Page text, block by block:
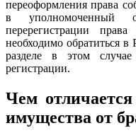
переоформления права
в уполномоченный
перерегистрации
необходимо обратиться
разделе в этом
регистрации.
Чем
имущества от